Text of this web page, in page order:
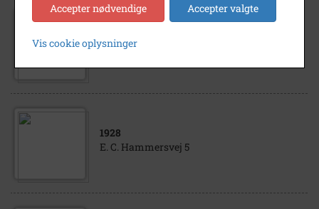
E.C. Hammersvej 5
1928
E. C. Hammersvej 5
Accepter nødvendige Accepter valgte
Vis cookie oplysninger